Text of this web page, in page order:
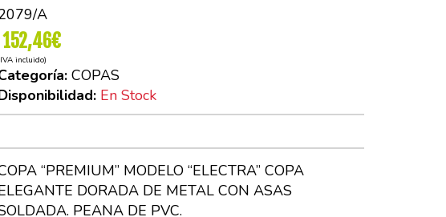
A
152,46€
incluido)
COPAS
En Stock
“PREMIUM” MODELO “ELECTRA” COPA
DORADA DE METAL CON ASAS
PEANA DE PVC.